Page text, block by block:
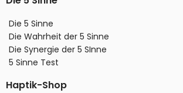
Die 5 Sinne
Die Wahrheit der 5 Sinne
Die Synergie der 5 SInne
5 Sinne Test
Haptik-Shop